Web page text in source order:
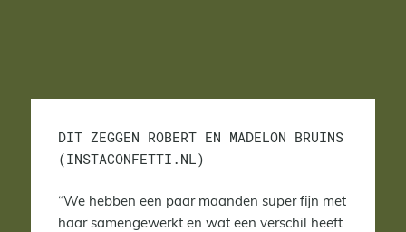
DIT ZEGGEN ROBERT EN MADELON BRUINS
(INSTACONFETTI.NL)
“We hebben een paar maanden super fijn met
haar samengewerkt en wat een verschil heeft